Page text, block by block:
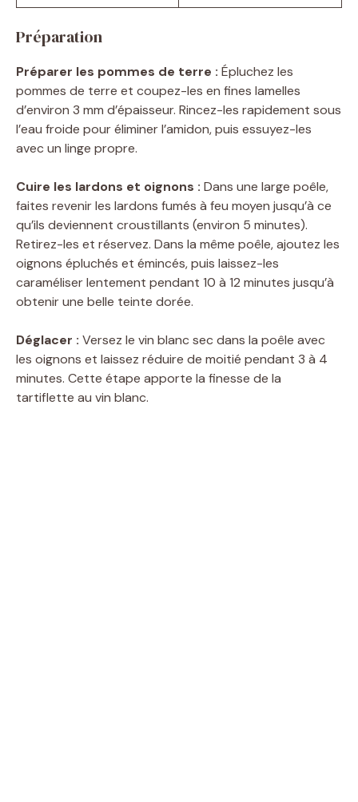
Préparation
Préparer les pommes de terre : Épluchez les
pommes de terre et coupez-les en fines lamelles
d’environ 3 mm d’épaisseur. Rincez-les rapidement sous
l’eau froide pour éliminer l’amidon, puis essuyez-les
avec un linge propre.
Cuire les lardons et oignons : Dans une large poêle,
faites revenir les lardons fumés à feu moyen jusqu’à ce
qu’ils deviennent croustillants (environ 5 minutes).
Retirez-les et réservez. Dans la même poêle, ajoutez les
oignons épluchés et émincés, puis laissez-les
caraméliser lentement pendant 10 à 12 minutes jusqu’à
obtenir une belle teinte dorée.
Déglacer : Versez le vin blanc sec dans la poêle avec
les oignons et laissez réduire de moitié pendant 3 à 4
minutes. Cette étape apporte la finesse de la
tartiflette au vin blanc.